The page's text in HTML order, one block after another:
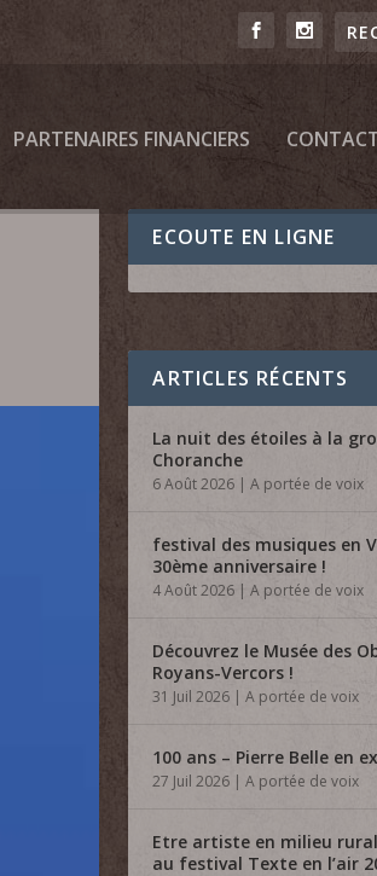
PARTENAIRES FINANCIERS
ECOUTE EN LIGNE
ARTICLES RÉCENTS
La nuit des étoiles à la
Choranche
6 Août 2026 |A portée de voix
festival des musiques en
30ème anniversaire !
4 Août 2026 |A portée de voix
Découvrez le Musée des
Royans-Vercors !
31 Juil 2026 |A portée de voix
100 ans – Pierre Belle en
27 Juil 2026 |A portée de voix
Etre artiste en milieu
au festival Texte en l’air